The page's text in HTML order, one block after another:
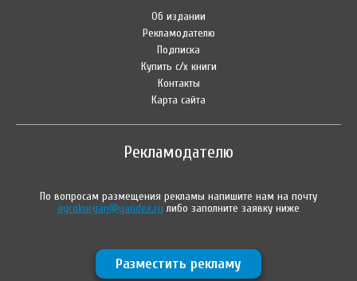
Об издании
Рекламодателю
Подписка
Купить с/х книги
Контакты
Карта сайта
Рекламодателю
По вопросам размещения рекламы напишите нам на почту
agrokurgan@yandex.ru либо заполните заявку ниже
Разместить рекламу